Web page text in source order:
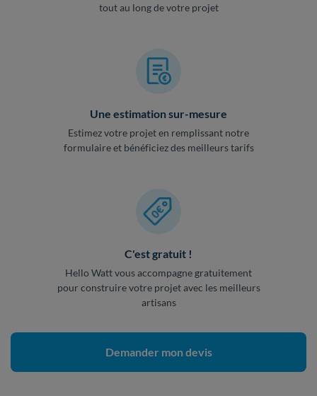
tout au long de votre projet
Une estimation sur-mesure
Estimez votre projet en remplissant notre
formulaire et bénéficiez des meilleurs tarifs
C'est gratuit !
Hello Watt vous accompagne gratuitement
pour construire votre projet avec les meilleurs
artisans
Demander mon devis